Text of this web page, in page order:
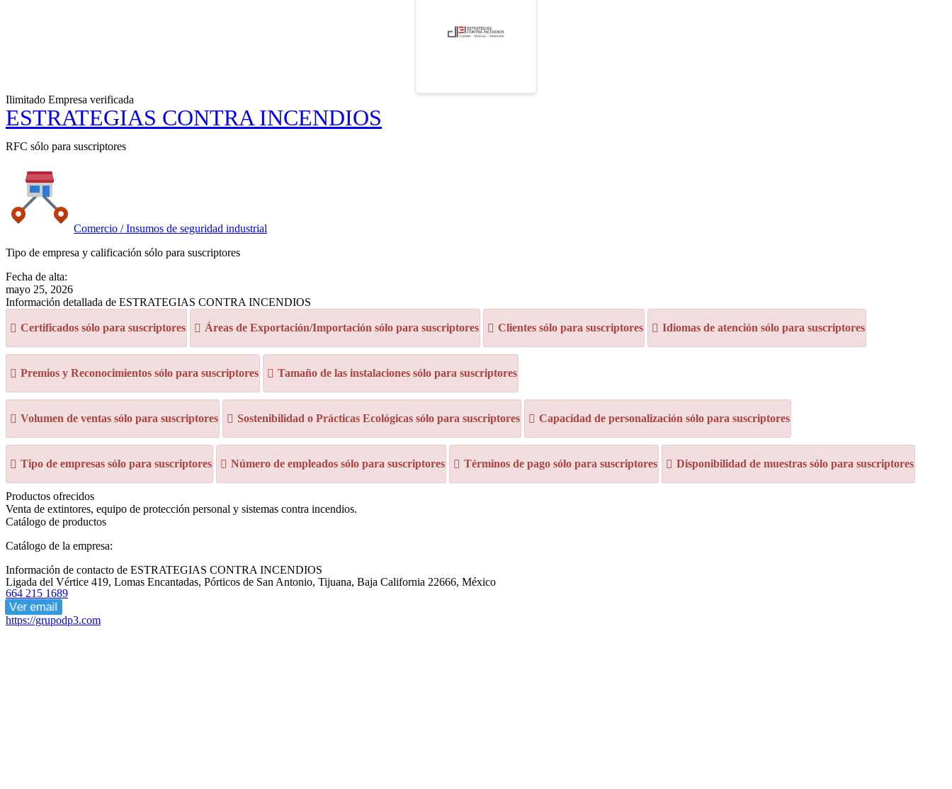
Ilimitado Empresa verificada
ESTRATEGIAS CONTRA INCENDIOS
RFC sólo para suscriptores
Comercio / Insumos de seguridad industrial
Tipo de empresa y calificación sólo para suscriptores
Fecha de alta:
mayo 25, 2026
Información detallada de ESTRATEGIAS CONTRA INCENDIOS
Certificados sólo para suscriptores Áreas de Exportación/Importación sólo para suscriptores Clientes sólo para suscriptores Idiomas de atención sólo para suscriptores
Premios y Reconocimientos sólo para suscriptores Tamaño de las instalaciones sólo para suscriptores
Volumen de ventas sólo para suscriptores Sostenibilidad o Prácticas Ecológicas sólo para suscriptores Capacidad de personalización sólo para suscriptores
Tipo de empresas sólo para suscriptores Número de empleados sólo para suscriptores Términos de pago sólo para suscriptores Disponibilidad de muestras sólo para suscriptores
Productos ofrecidos
Venta de extintores, equipo de protección personal y sistemas contra incendios.
Catálogo de productos
Catálogo de la empresa:
Información de contacto de ESTRATEGIAS CONTRA INCENDIOS
Ligada del Vértice 419, Lomas Encantadas, Pórticos de San Antonio, Tijuana, Baja California 22666, México
664 215 1689
Ver email
https://grupodp3.com